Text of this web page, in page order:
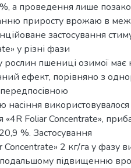
а проведення лише
приросту врожаю в
застосування
у різні фази
рослин пшениці озимої
ефект, порівняно з
насіння
«4R Foliar Concentrate»,
%. Застосування
Concentrate» 2 кг/га у фазу
підвищенню